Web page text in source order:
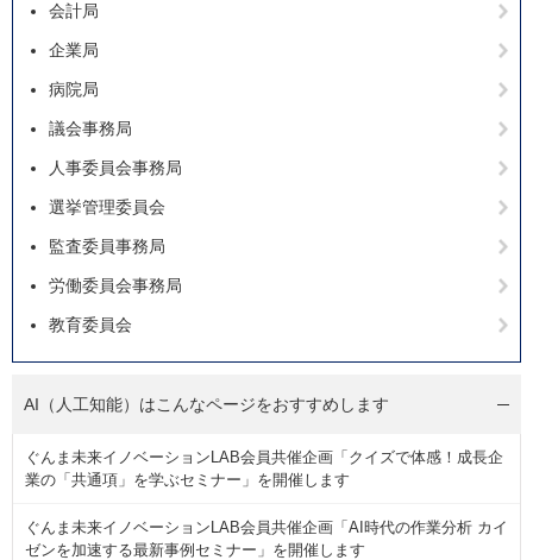
会計局
企業局
病院局
議会事務局
人事委員会事務局
選挙管理委員会
監査委員事務局
労働委員会事務局
教育委員会
AI（人工知能）はこんなページをおすすめします
ぐんま未来イノベーションLAB会員共催企画「クイズで体感！成長企
業の「共通項」を学ぶセミナー」を開催します
ぐんま未来イノベーションLAB会員共催企画「AI時代の作業分析 カイ
ゼンを加速する最新事例セミナー」を開催します